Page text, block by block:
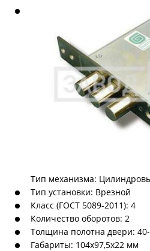
Тип механизма:
Тип установки: Врезной
Класс (ГОСТ 5089-2011): 4
Количество оборотов: 2
Толщина полотна двери:
Габариты: 104х97,5х22 мм